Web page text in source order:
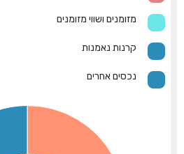
מזומנים ושווי מזומנים
קרנות נאמנות
נכסים אחרים